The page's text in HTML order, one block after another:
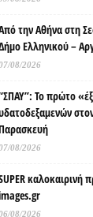
την Αθήνα στη
Ελληνικού –
08/2026
Το πρώτο
08/2026
08/2026